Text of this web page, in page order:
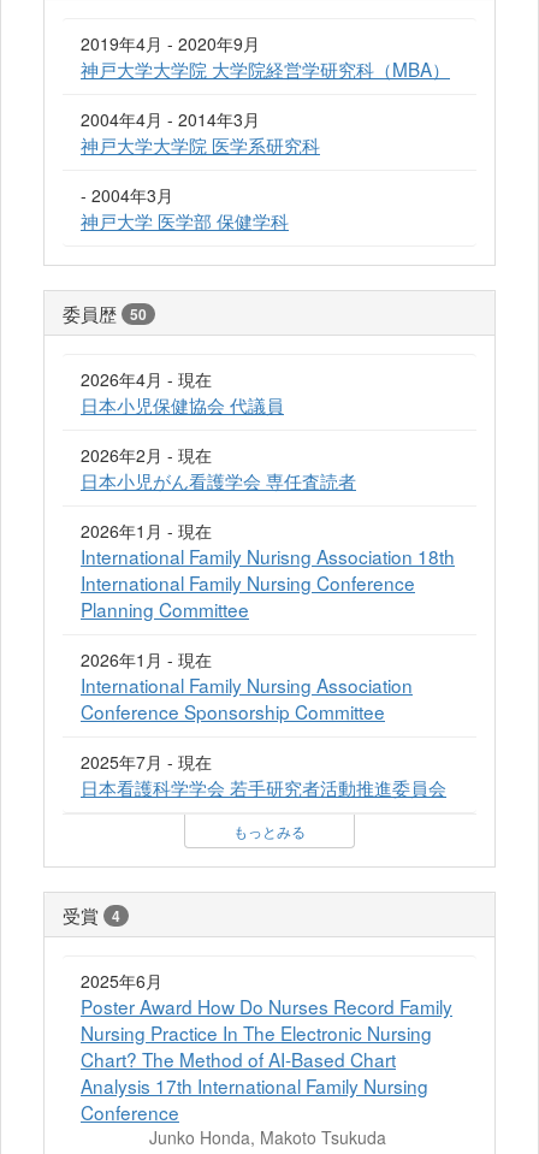
2019年4月 - 2020年9月
神戸大学大学院 大学院経営学研究科（MBA）
2004年4月 - 2014年3月
神戸大学大学院 医学系研究科
- 2004年3月
神戸大学 医学部 保健学科
委員歴 50
2026年4月 - 現在
日本小児保健協会 代議員
2026年2月 - 現在
日本小児がん看護学会 専任査読者
2026年1月 - 現在
International Family Nurisng Association 18th
International Family Nursing Conference
Planning Committee
2026年1月 - 現在
International Family Nursing Association
Conference Sponsorship Committee
2025年7月 - 現在
日本看護科学学会 若手研究者活動推進委員会
もっとみる
受賞 4
2025年6月
Poster Award How Do Nurses Record Family
Nursing Practice In The Electronic Nursing
Chart? The Method of AI-Based Chart
Analysis 17th International Family Nursing
Conference
Junko Honda, Makoto Tsukuda